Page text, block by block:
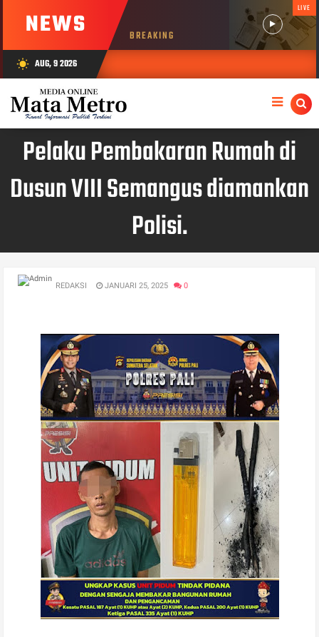
NEWS BREAKING
LIVE
wb_sunny AUG, 9 2026
Pelaku Pembakaran Rumah di
Dusun VIII Semangus diamankan
Polisi.
REDAKSI JANUARI 25, 2025 0